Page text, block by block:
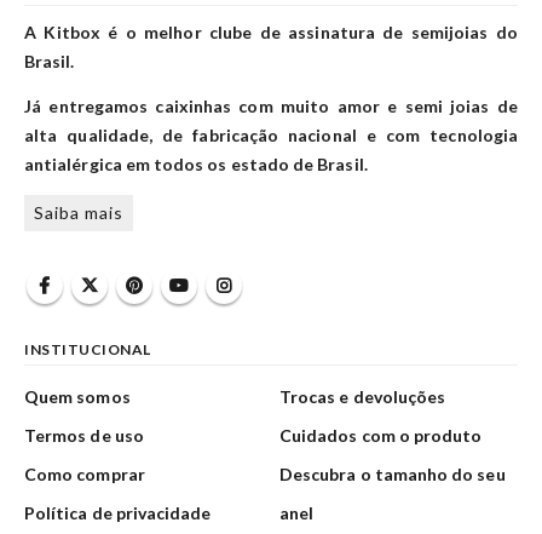
A Kitbox é o melhor clube de assinatura de semijoias do
Brasil.
Já entregamos caixinhas com muito amor e semi joias de
alta qualidade, de fabricação nacional e com tecnologia
antialérgica em todos os estado de Brasil.
Saiba mais
INSTITUCIONAL
Quem somos
Termos de uso
Como comprar
Política de privacidade
Trocas e devoluções
Cuidados com o produto
Descubra o tamanho do seu
anel